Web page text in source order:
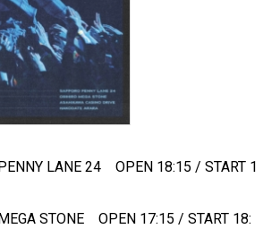
LANE 24 OPEN 18:15 / START 1
STONE OPEN 17:15 / START 18: